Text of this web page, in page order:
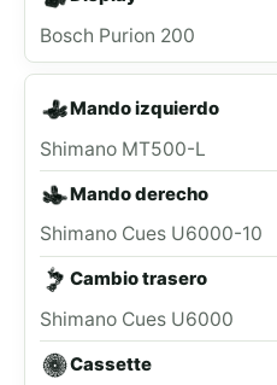
Bosch Purion 200
Mando izquierdo
Shimano MT500-L
Mando derecho
Shimano Cues U6000-10
Cambio trasero
Shimano Cues U6000
Cassette